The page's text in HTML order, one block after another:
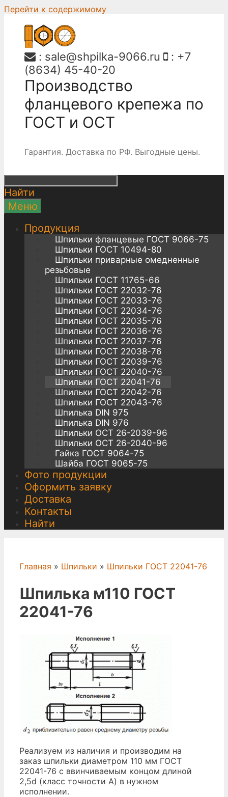
Перейти к содержимому
: sale@shpilka-9066.ru : +7
(8634) 45-40-20
Производство
фланцевого крепежа по
ГОСТ и ОСТ
Гарантия. Доставка по РФ. Выгодные цены.
Найти
Меню
Продукция
Шпильки фланцевые ГОСТ 9066-75
Шпильки ГОСТ 10494-80
Шпильки приварные омедненные
резьбовые
Шпильки ГОСТ 11765-66
Шпильки ГОСТ 22032-76
Шпильки ГОСТ 22033-76
Шпильки ГОСТ 22034-76
Шпильки ГОСТ 22035-76
Шпильки ГОСТ 22036-76
Шпильки ГОСТ 22037-76
Шпильки ГОСТ 22038-76
Шпильки ГОСТ 22039-76
Шпильки ГОСТ 22040-76
Шпильки ГОСТ 22041-76
Шпильки ГОСТ 22042-76
Шпильки ГОСТ 22043-76
Шпилька DIN 975
Шпилька DIN 976
Шпильки ОСТ 26-2039-96
Шпильки ОСТ 26-2040-96
Гайка ГОСТ 9064-75
Шайба ГОСТ 9065-75
Фото продукции
Оформить заявку
Доставка
Контакты
Найти
Главная » Шпильки » Шпильки ГОСТ 22041-76
Шпилька м110 ГОСТ
22041-76
Реализуем из наличия и производим на
заказ шпильки диаметром 110 мм ГОСТ
22041-76 с ввинчиваемым концом длиной
2,5d (класс точности А) в нужном
исполнении.